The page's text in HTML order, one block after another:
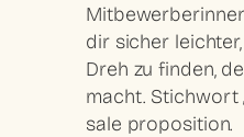
dir sicher
Dreh zu finden,
macht. Stichwort
sale proposition.